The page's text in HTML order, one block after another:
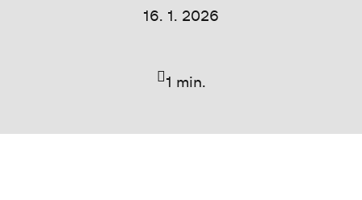
16. 1. 2026
1 min.